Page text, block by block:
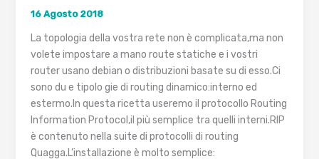
Fedora
16 Agosto 2018
La topologia della vostra rete non è complicata,ma non
volete impostare a mano route statiche e i vostri
router usano debian o distribuzioni basate su di esso.Ci
sono du e tipolo gie di routing dinamico:interno ed
estermo.In questa ricetta useremo il protocollo Routing
Information Protocol,il più semplice tra quelli interni.RIP
è contenuto nella suite di protocolli di routing
Quagga.L’installazione è molto semplice: